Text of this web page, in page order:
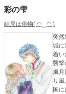
彩の雫
結局は俗物( ◠‿◠ )
突
城に
着い
襲撃
風
り
国